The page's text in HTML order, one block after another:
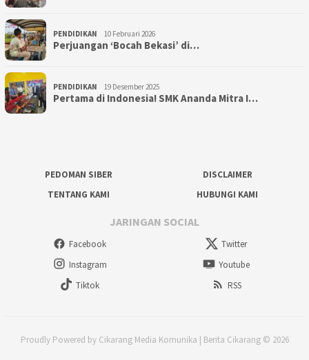
PENDIDIKAN 10 Februari 2026
Perjuangan ‘Bocah Bekasi’ di…
PENDIDIKAN 19 Desember 2025
Pertama di Indonesia! SMK Ananda Mitra I…
PEDOMAN SIBER
DISCLAIMER
TENTANG KAMI
HUBUNGI KAMI
JARINGAN SOCIAL
Facebook
Twitter
Instagram
Youtube
Tiktok
RSS
Proudly Powered by Cikarang Media Komunika | Berita Cikarang © 2026